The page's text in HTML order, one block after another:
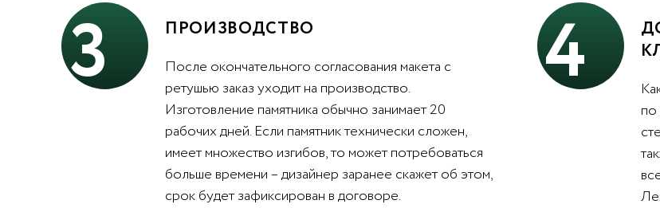
3 ПРОИЗВОДСТВО
После окончательного согласования макета с
ретушью заказ уходит на производство.
Изготовление памятника обычно занимает 20
рабочих дней. Если памятник технически сложен,
имеет множество изгибов, то может потребоваться
больше времени – дизайнер заранее скажет об этом,
срок будет зафиксирован в договоре.
4
по